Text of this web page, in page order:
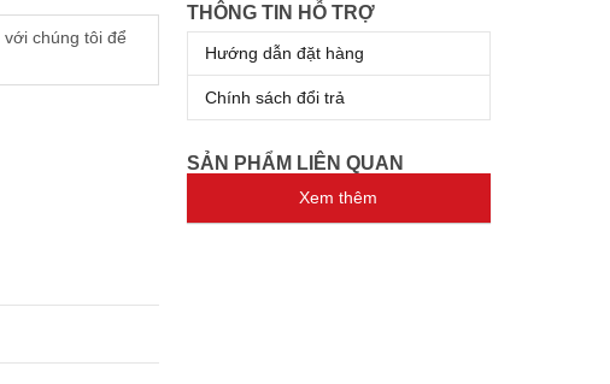
với chúng tôi để
THÔNG TIN HỖ TRỢ
Hướng dẫn đặt hàng
Chính sách đổi trả
SẢN PHẨM LIÊN QUAN
Xem thêm